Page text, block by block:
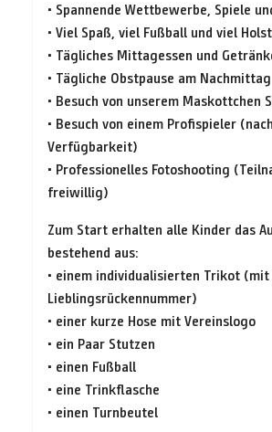
• Spannende Wettbewerbe, Spiele
• Viel Spaß, viel Fußball und viel
• Tägliches Mittagessen und
• Tägliche Obstpause am Nachmittag
• Besuch von unserem Maskottchen
• Besuch von einem Profispieler (nach
Verfügbarkeit)
• Professionelles Fotoshooting
freiwillig)
Zum Start erhalten alle Kinder das
bestehend aus:
• einem individualisierten Trikot (mit
Lieblingsrückennummer)
• einer kurze Hose mit Vereinslogo
• ein Paar Stutzen
• einen Fußball
• eine Trinkflasche
• einen Turnbeutel